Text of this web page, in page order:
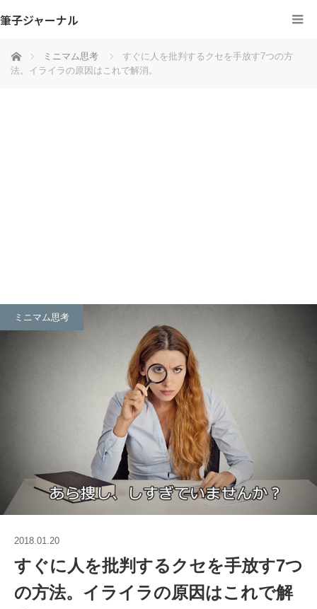
筆子ジャーナル
ホーム ミニマム思考
すぐに人を批判するクセを手放す7つの方
法。イライラの原因はこれで解消。
ミニマム思考
2018.01.20
すぐに人を批判するクセを手放す7つ
の方法。イライラの原因はこれで解